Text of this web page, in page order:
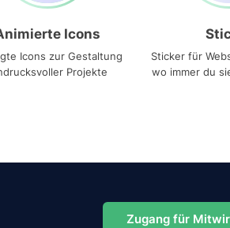
Icons
Icons zur Gestaltung
Projekte
Sticker für
wo immer du
Zugang für